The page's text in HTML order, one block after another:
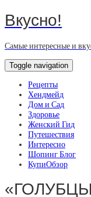
Вкусно!
Самые интересные и
Toggle navigation
Рецепты
Хендмейд
Дом и Сад
Здоровье
Женский Гид
Путешествия
Интересно
Шопинг Блог
КупиОбзор